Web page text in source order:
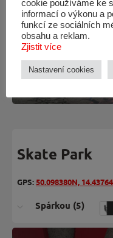
Skate Park
GPS:50.098380N,
Spárkou (5)
cookie používáme ke
informací o výkonu a
funkcí ze sociálních
obsahu a reklam.
Zjistit více
Nastavení cookies